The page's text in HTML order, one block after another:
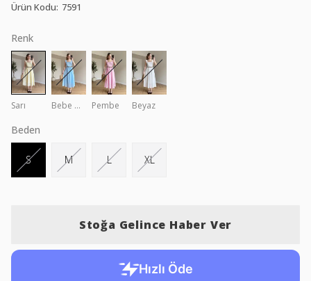
Ürün Kodu: 7591
Renk
Sarı Bebe Mavi Pembe Beyaz
Beden
S M L XL
Stoğa Gelince Haber Ver